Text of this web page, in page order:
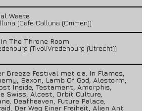
Waste
(Cafe Calluna (Ommen))
The Throne Room
(TivoliVredenburg (Utrecht))
Breeze Festival met o.a. In Flames,
Saxon, Lamb Of God, Alestorm,
Inside, Testament, Amorphis,
Swiss, Alcest, Orbit Culture,
Deafheaven, Future Palace,
Der Weg Einer Freiheit, Alien Ant